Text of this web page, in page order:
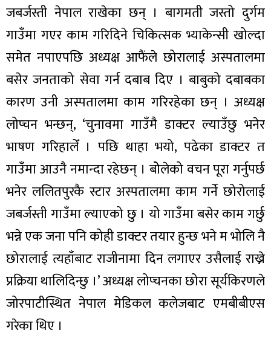
जबर्जस्ती नेपाल राखेका छन् । बागमती जस्तो दुर्गम
गाउँमा गएर काम गरिदिने चिकित्सक भ्याकेन्सी खोल्दा
समेत नपाएपछि अध्यक्ष आफैंले छोरालाई अस्पतालमा
बसेर जनताको सेवा गर्न दबाब दिए । बाबुको दबाबका
कारण उनी अस्पतालमा काम गरिरहेका छन् । अध्यक्ष
लोप्चन भन्छन्, ‘चुनावमा गाउँमै डाक्टर ल्याउँछु भनेर
भाषण गरिहालेँ । पछि थाहा भयो, पढेका डाक्टर त
गाउँमा आउनै नमान्दा रहेछन् । बोेलेको वचन पूरा गर्नुपर्छ
भनेर ललितपुरकै स्टार अस्पतालमा काम गर्ने छोरोलाई
जबर्जस्ती गाउँमा ल्याएको छु । यो गाउँमा बसेर काम गर्छु
भन्ने एक जना पनि कोही डाक्टर तयार हुन्छ भने म भोलि नै
छोरालाई त्यहाँबाट राजीनामा दिन लगाएर उसैलाई राख्ने
प्रक्रिया थालिदिन्छु ।’ अध्यक्ष लोप्चनका छोरा सूर्यकिरणले
जोरपाटीस्थित नेपाल मेडिकल कलेजबाट एमबीबीएस
गरेका थिए ।